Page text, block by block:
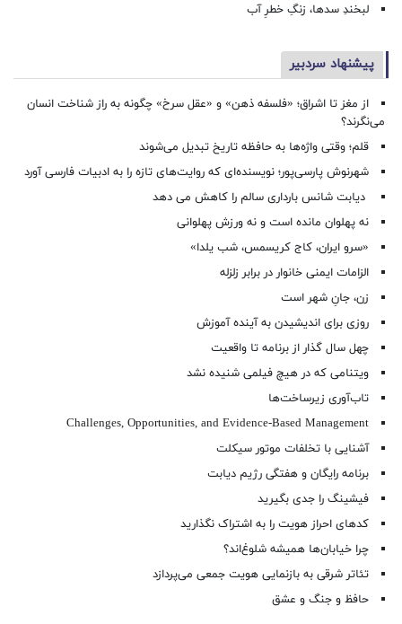
لبخندِ سدها، زنگِ خطرِ آب
پیشنهاد سردبیر
از مغز تا اشراق؛ «فلسفه ذهن» و «عقل سرخ» چگونه به راز شناخت انسان
می‌نگرند؟
قلم؛ وقتی واژه‌ها به حافظه تاریخ تبدیل می‌شوند
شهرنوش پارسی‌پور؛ نویسنده‌ای که روایت‌های تازه را به ادبیات فارسی آورد
دیابت شانس بارداری سالم را کاهش می دهد
نه پهلوان مانده است و نه ورزش پهلوانی
«سرو ایران، کاج کریسمس، شب یلدا»
الزامات ایمنی خانوار در برابر زلزله
زن، جانِ شهر است
روزی برای اندیشیدن به آینده آموزش
چهل سال گذار از برنامه تا واقعیت
ویتنامی که در هیچ فیلمی شنیده نشد
تاب‌آوری زیرساخت‌ها
Challenges, Opportunities, and Evidence-Based Management
آشنایی با تخلفات موتور سیکلت
برنامه رایگان و هفتگی رژیم دیابت
فیشینگ را جدی بگیرید
کدهای احراز هویت را به اشتراک نگذارید
چرا خیابان‌ها همیشه شلوغ‌اند؟
تئاتر شرقی به بازنمایی هویت جمعی می‌پردازد
حافظ و جنگ و عشق